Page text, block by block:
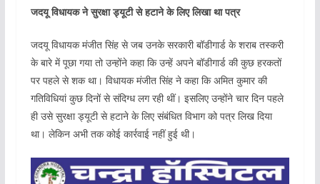
जदयू विधायक ने सुरक्षा ड्यूटी से हटाने के लिए लिखा था पत्र
जदयू विधायक मंजीत सिंह से जब उनके सरकारी बॉडीगार्ड के शराब तस्करी
के बारे में पूछा गया तो उन्होंने कहा कि उन्हें अपने बॉडीगार्ड की कुछ हरकतों
पर पहले से शक था। विधायक मंजीत सिंह ने कहा कि अमित कुमार की
गतिविधियां कुछ दिनों से संदिग्ध लग रही थीं। इसलिए उन्होंने चार दिन पहले
ही उसे सुरक्षा ड्यूटी से हटाने के लिए संबंधित विभाग को पत्र लिख दिया
था। लेकिन अभी तक कोई कार्रवाई नहीं हुई थी।